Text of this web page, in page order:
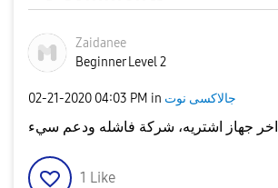
Zaidanee
Beginner Level 2
‎02-21-2020 04:03 PM in جالاكسى نوت
اخر جهاز اشتريه، شركة فاشله ودعم سيء
1 Like